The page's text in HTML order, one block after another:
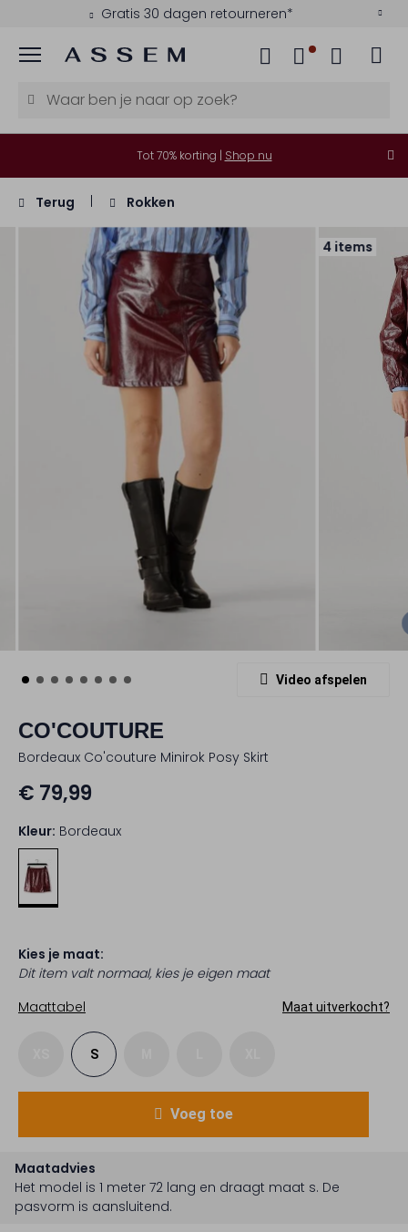
Gratis 30 dagen retourneren*
Menu
Tot 70% korting | Shop nu
Terug Rokken
4 items
Video afspelen
CO'COUTURE
Bordeaux Co'couture Minirok Posy Skirt
€ 79,99
Kleur: Bordeaux
Kies je maat:
Dit item valt normaal, kies je eigen maat
Maattabel
Maat uitverkocht?
S
Voeg toe
Maatadvies
Het model is 1 meter 72 lang en draagt maat s. De
pasvorm is aansluitend.